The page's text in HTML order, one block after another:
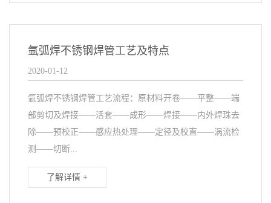
氩弧焊不锈钢焊管工艺及特点
2020-01-12
氩弧焊不锈钢焊管工艺流程：原材料开卷——平整——端
部剪切及焊接——活套——成形——焊接——内外焊珠去
除——预校正——感应热处理——定径及校直——涡流检
测——切断...
了解详情 +